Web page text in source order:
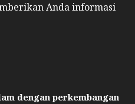
Anda informasi
dengan perkembangan